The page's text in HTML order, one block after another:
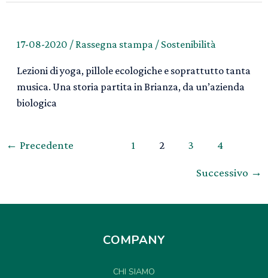
17-08-2020 /Rassegna stampa / Sostenibilità
Lezioni di yoga, pillole ecologiche e soprattutto tanta
musica. Una storia partita in Brianza, da un’azienda
biologica
Paginazione
← Precedente 1 2 3 4
Successivo →
COMPANY
CHI SIAMO